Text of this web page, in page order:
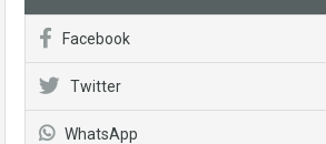
Facebook
Twitter
WhatsApp